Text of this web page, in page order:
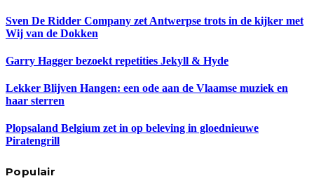
Sven De Ridder Company zet Antwerpse trots in de kijker met
Wij van de Dokken
Garry Hagger bezoekt repetities Jekyll & Hyde
Lekker Blijven Hangen: een ode aan de Vlaamse muziek en
haar sterren
Plopsaland Belgium zet in op beleving in gloednieuwe
Piratengrill
Populair